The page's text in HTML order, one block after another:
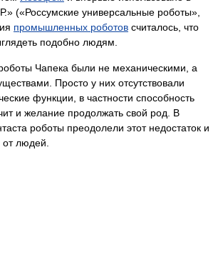
(«Россумские универсальные роботы»,
промышленных роботов считалось, что
подобно людям.
Чапека были не механическими, а
Просто у них отсутствовали
функции, в частности способность
и желание продолжать свой род. В
роботы преодолели этот недостаток и
людей.